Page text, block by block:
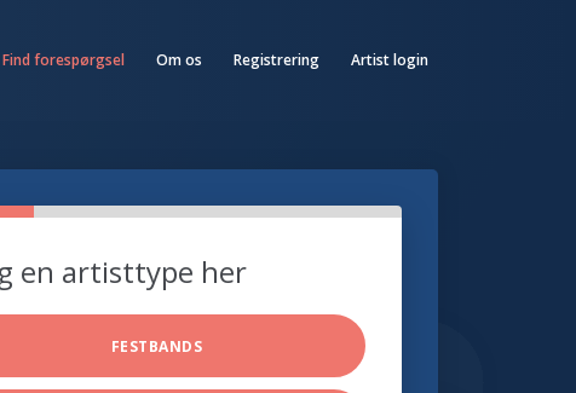
Find forespørgsel Om os Registrering Artist login
en artisttype her
FESTBANDS